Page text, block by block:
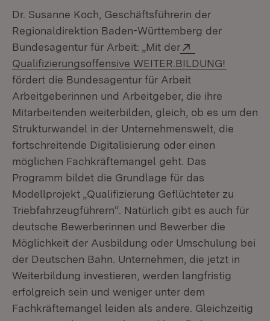
Dr. Susanne Koch, Geschäftsführerin der
Regionaldirektion Baden-Württemberg der
Bundesagentur für Arbeit: „Mit der
Qualifizierungsoffensive WEITER.BILDUNG!
fördert die Bundesagentur für Arbeit
Arbeitgeberinnen und Arbeitgeber, die ihre
Mitarbeitenden weiterbilden, gleich, ob es um den
Strukturwandel in der Unternehmenswelt, die
fortschreitende Digitalisierung oder einen
möglichen Fachkräftemangel geht. Das
Programm bildet die Grundlage für das
Modellprojekt „Qualifizierung Geflüchteter zu
Triebfahrzeugführern“. Natürlich gibt es auch für
deutsche Bewerberinnen und Bewerber die
Möglichkeit der Ausbildung oder Umschulung bei
der Deutschen Bahn. Unternehmen, die jetzt in
Weiterbildung investieren, werden langfristig
erfolgreich sein und weniger unter dem
Fachkräftemangel leiden als andere. Gleichzeitig